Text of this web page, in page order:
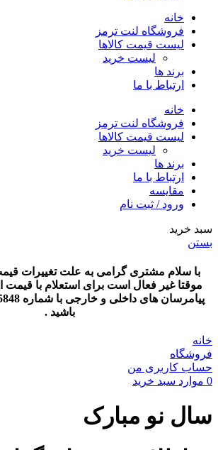
خانه
فروشگاه لنت ترمز
لیست قیمت کالاها
لیست خرید
برند ها
ارتباط با ما
خانه
فروشگاه لنت ترمز
لیست قیمت کالاها
لیست خرید
برند ها
ارتباط با ما
مقایسه
ورود / ثبت نام
سبد خرید
بستن
با سلام مشتری گرامی به علت تغییرات
موقتا غیر فعال است برای استعلام با قیمت
باشید .
خانه
فروشگاه
حساب کاربری من
0 موارد سبد خرید
سال نو مبارک